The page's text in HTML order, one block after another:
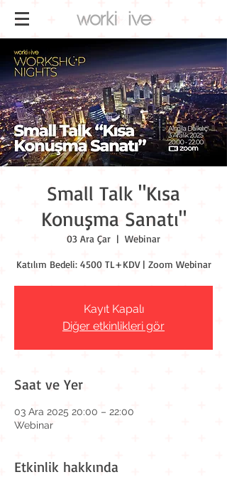
Small Talk "Kısa
Konuşma Sanatı"
03 Ara Çar
  |
Webinar
Katılım Bedeli: 4500 TL+KDV | Zoom Webinar
Kayıt Kapalı
Diğer etkinlikleri gör
Saat ve Yer
03 Ara 2025 20:00 – 22:00
Webinar
Etkinlik hakkında